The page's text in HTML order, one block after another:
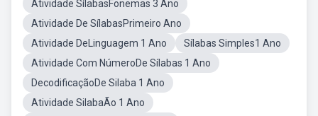
Atividade SílabasFonemas 3 Ano
Atividade De SílabasPrimeiro Ano
Atividade DeLinguagem 1 Ano
Sílabas Simples1 Ano
Atividade Com NúmeroDe Sílabas 1 Ano
DecodificaçãoDe Silaba 1 Ano
Atividade SilabaÃo 1 Ano